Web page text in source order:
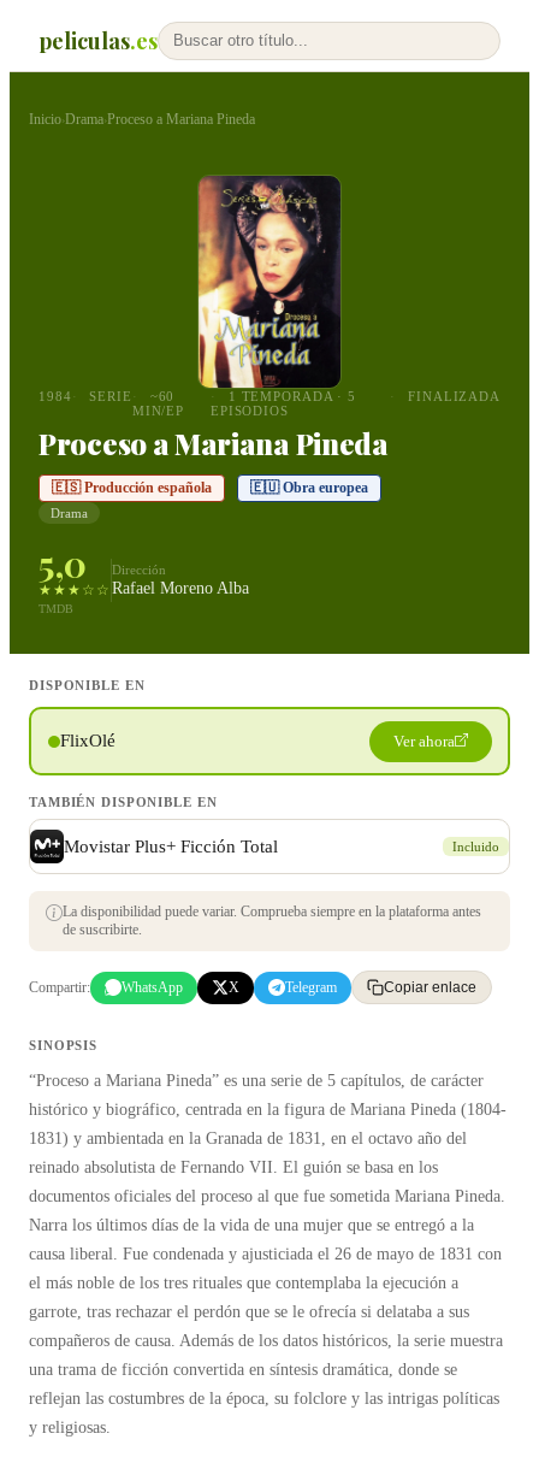
peliculas.es
Inicio›Drama›Proceso a Mariana Pineda
1984 SERIE
~60
MIN/EP
1 TEMPORADA · 5
EPISODIOS
FINALIZADA
Proceso a Mariana Pineda
🇪🇸 Producción española 🇪🇺 Obra europea
Drama
5,0
★★★☆☆
TMDB
Dirección
Rafael Moreno Alba
DISPONIBLE EN
FlixOlé Ver ahora
TAMBIÉN DISPONIBLE EN
Movistar Plus+ Ficción Total Incluido
La disponibilidad puede variar. Comprueba siempre en la plataforma antes
de suscribirte.
Compartir: WhatsApp X Telegram Copiar enlace
SINOPSIS
“Proceso a Mariana Pineda” es una serie de 5 capítulos, de carácter
histórico y biográfico, centrada en la figura de Mariana Pineda (1804-
1831) y ambientada en la Granada de 1831, en el octavo año del
reinado absolutista de Fernando VII. El guión se basa en los
documentos oficiales del proceso al que fue sometida Mariana Pineda.
Narra los últimos días de la vida de una mujer que se entregó a la
causa liberal. Fue condenada y ajusticiada el 26 de mayo de 1831 con
el más noble de los tres rituales que contemplaba la ejecución a
garrote, tras rechazar el perdón que se le ofrecía si delataba a sus
compañeros de causa. Además de los datos históricos, la serie muestra
una trama de ficción convertida en síntesis dramática, donde se
reflejan las costumbres de la época, su folclore y las intrigas políticas
y religiosas.